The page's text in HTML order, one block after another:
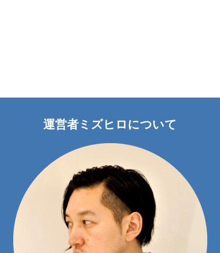
運営者ミズヒロについて